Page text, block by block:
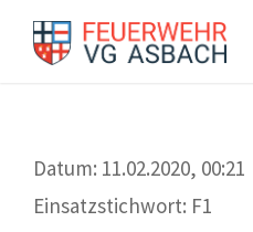
Datum: 11.02.2020, 00:21
Einsatzstichwort: F1